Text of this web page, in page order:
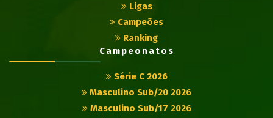
Ligas
Campeões
Ranking
Campeonatos
Série C 2026
Masculino Sub/20 2026
Masculino Sub/17 2026